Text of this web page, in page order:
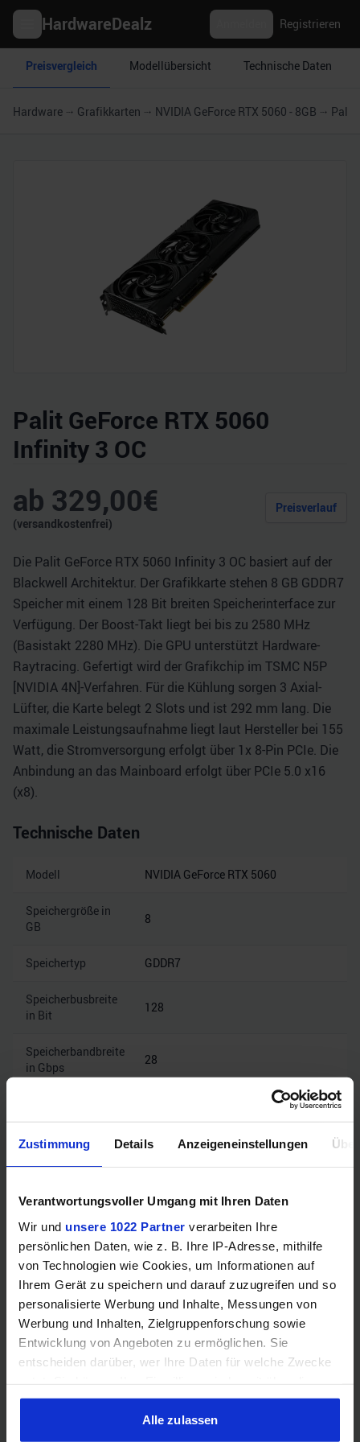
Zustimmung Details Anzeigeneinstellungen
Verantwortungsvoller Umgang mit Ihren Daten
Wir und unsere 1022 Partner verarbeiten Ihre
persönlichen Daten, wie z. B. Ihre IP-Adresse, mithilfe
von Technologien wie Cookies, um Informationen auf
Ihrem Gerät zu speichern und darauf zuzugreifen und so
personalisierte Werbung und Inhalte, Messungen von
Werbung und Inhalten, Zielgruppenforschung sowie
Entwicklung von Angeboten zu ermöglichen. Sie
entscheiden darüber, wer Ihre Daten für welche Zwecke
Cookie-Erklärung oder durch Klicken auf das Privacy
Trigger Symbol ändern oder widerrufen
Alle zulassen
HardwareDealz Registrieren
Preisvergleich Modellübersicht Technische Daten
Hardware Grafikkarten NVIDIA GeForce RTX 5060 - 8GB Palit
Palit GeForce RTX 5060
Infinity 3 OC
ab 329,00€
(versandkostenfrei)
Preisverlauf
Die Palit GeForce RTX 5060 Infinity 3 OC basiert auf der
Blackwell Architektur. Der Grafikkarte stehen 8 GB GDDR7
Speicher mit einem 128 Bit breiten Speicherinterface zur
Verfügung. Der Boost-Takt liegt bei bis zu 2580 MHz
(Basistakt 2280 MHz). Die GPU unterstützt Hardware-
Raytracing. Gefertigt wird der Grafikchip im TSMC N5P
[NVIDIA 4N]-Verfahren. Für die Kühlung sorgen 3 Axial-
Lüfter, die Karte belegt 2 Slots und ist 292 mm lang. Die
maximale Leistungsaufnahme liegt laut Hersteller bei 155
Watt, die Stromversorgung erfolgt über 1x 8-Pin PCIe. Die
Anbindung an das Mainboard erfolgt über PCIe 5.0 x16
(x8).
Technische Daten
Modell NVIDIA GeForce RTX 5060
Speichergröße in
GB
8
Speichertyp GDDR7
Speicherbusbreite
in Bit
128
Speicherbandbreite
in Gbps
28
Mehr technische Daten
Hinweis: Unsere Links sind Affiliate Links. Wir erhalten beim Kauf
ZUM BESTPREIS
Vergleichen
Gewinne einen MSI Gaming PC mit RTX 5070